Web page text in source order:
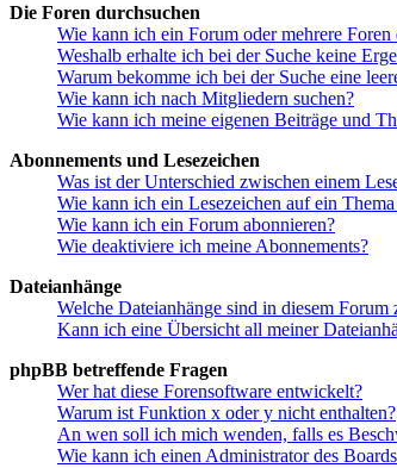
Die Foren durchsuchen
Wie kann ich ein Forum oder mehrere Foren
Weshalb erhalte ich bei der Suche keine
Warum bekomme ich bei der Suche eine
Wie kann ich nach Mitgliedern suchen?
Wie kann ich meine eigenen Beiträge und
Abonnements und Lesezeichen
Was ist der Unterschied zwischen einem
Wie kann ich ein Lesezeichen auf ein
Wie kann ich ein Forum abonnieren?
Wie deaktiviere ich meine Abonnements?
Dateianhänge
Welche Dateianhänge sind in diesem Forum
Kann ich eine Übersicht all meiner
phpBB betreffende Fragen
Wer hat diese Forensoftware entwickelt?
Warum ist Funktion x oder y nicht enthalten?
An wen soll ich mich wenden, falls es
Wie kann ich einen Administrator des